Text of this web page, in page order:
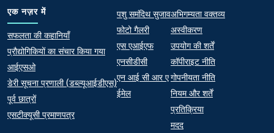
एक नज़र में
At a Glance
सफलता की कहानियाँ
प्रौद्योगिकियों का संचार किया गया
आईएसओ
डेरी सूचना प्रणाली (डब्ल्यूआईडीएस)
पूर्व छात्रों
एसटीक्यूसी प्रमाणपत्र
Quick links
पशु समंदिथ सुजाव
फोटो गैलरी
एस एआईएफ
एनसीडीसी
एन आई सी आर ए
ईमेल
Footer
अभिगम्यता वक्तव्य
अस्वीकरण
उपयोग की शर्तें
कॉपीराइट नीति
गोपनीयता नीति
नियम और शर्तें
प्रतिक्रिया
मदद